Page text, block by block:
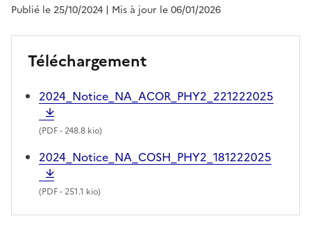
Publié le 25/10/2024 | Mis à jour le 06/01/2026
Téléchargement
2024_Notice_NA_ACOR_PHY2_221222025
(PDF- 248.8 kio)
2024_Notice_NA_COSH_PHY2_181222025
(PDF- 251.1 kio)